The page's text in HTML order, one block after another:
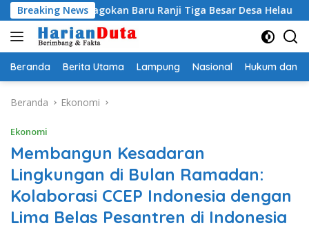
Langsung
ke
konten
Breaking News
Jagokan Baru Ranji Tiga Besar Desa Helau
Beranda Berita Utama Lampung Nasional Hukum dan
Beranda Ekonomi
Ekonomi
Membangun Kesadaran
Lingkungan di Bulan Ramadan:
Kolaborasi CCEP Indonesia dengan
Lima Belas Pesantren di Indonesia